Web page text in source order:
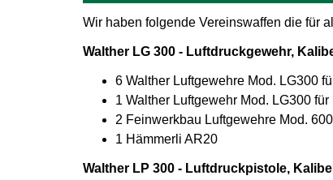
Wir haben folgende Vereinswaffen die für
Walther LG 300 - Luftdruckgewehr,
6 Walther Luftgewehre Mod. LG300
1 Walther Luftgewehr Mod. LG300 für
2 Feinwerkbau Luftgewehre Mod.
1 Hämmerli AR20
Walther LP 300 - Luftdruckpistole,